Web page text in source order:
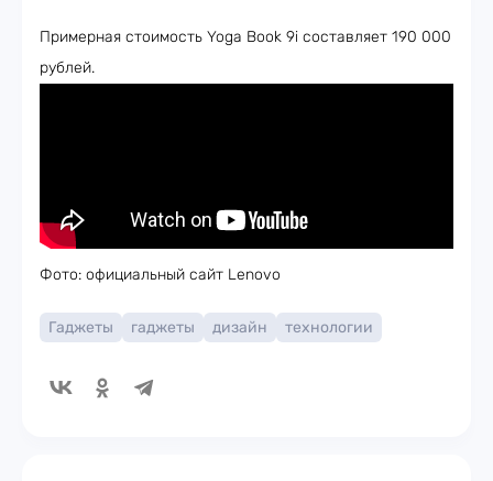
Примерная стоимость Yoga Book 9i составляет 190 000
рублей.
Фото: официальный сайт Lenovo
Гаджеты гаджеты дизайн технологии